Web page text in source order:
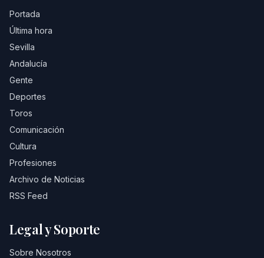
Portada
Última hora
Sevilla
Andalucía
Gente
Deportes
Toros
Comunicación
Cultura
Profesiones
Archivo de Noticias
RSS Feed
Legal y Soporte
Sobre Nosotros